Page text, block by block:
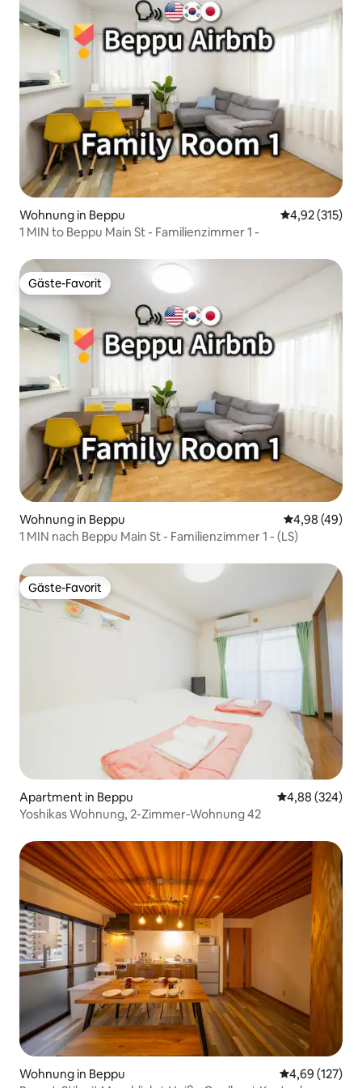
Wohnung in Beppu
4,92 (315)
1 MIN to Beppu Main St - Familienzimmer 1 -
Gäste-Favorit
Gäste-Favorit
Wohnung in Beppu
4,98 (49)
1 MIN nach Beppu Main St - Familienzimmer 1 - (LS)
Gäste-Favorit
Gäste-Favorit
Apartment in Beppu
4,88 (324)
Yoshikas Wohnung, 2-Zimmer-Wohnung 42
Wohnung in Beppu
4,69 (127)